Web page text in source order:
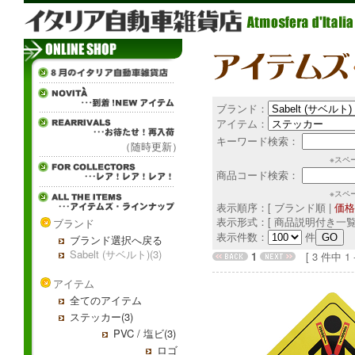
（随時更新）
ブランド
ブランド選択へ戻る
Sabelt (サベルト)(3)
アイテム
全てのアイテム
ステッカー(3)
PVC / 塩ビ(3)
ロゴ
ブランド：
アイテム：
キーワード検索：
※スペ
商品コード検索：
※スペ
表示順序：[ ブランド順 | 価
表示形式：[ 商品説明付き一
表示件数：
件
1
[ 3 件中 1